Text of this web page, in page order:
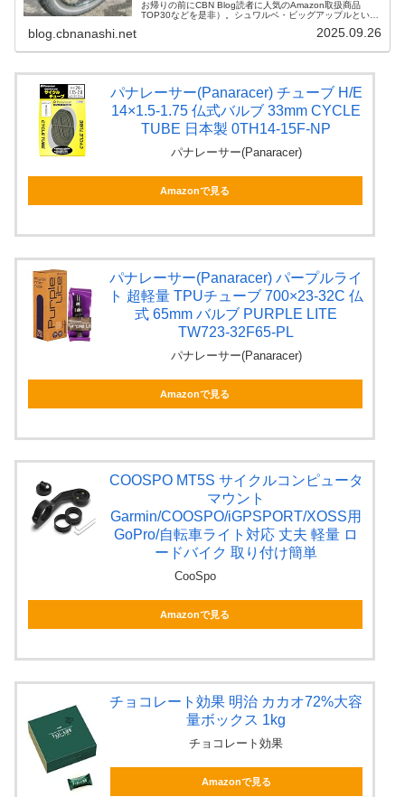
お帰りの前にCBN Blog読者に人気のAmazon取扱商品
TOP30などを是非）。シュワルベ・ビッグアップルという
blog.cbnanashi.net 2025.09.26
パナレーサー(Panaracer) チューブ H/E
14×1.5-1.75 仏式バルブ 33mm CYCLE
TUBE 日本製 0TH14-15F-NP
パナレーサー(Panaracer)
Amazonで見る
パナレーサー(Panaracer) パープルライ
ト 超軽量 TPUチューブ 700×23-32C 仏
式 65mm バルブ PURPLE LITE
TW723-32F65-PL
パナレーサー(Panaracer)
Amazonで見る
COOSPO MT5S サイクルコンピュータ
マウント
Garmin/COOSPO/iGPSPORT/XOSS用
GoPro/自転車ライト対応 丈夫 軽量 ロ
ードバイク 取り付け簡単
CooSpo
Amazonで見る
チョコレート効果 明治 カカオ72%大容
量ボックス 1kg
チョコレート効果
Amazonで見る